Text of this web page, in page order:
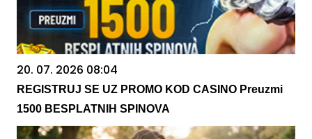
20. 07. 2026 08:04
REGISTRUJ SE UZ PROMO KOD CASINO Preuzmi
1500 BESPLATNIH SPINOVA